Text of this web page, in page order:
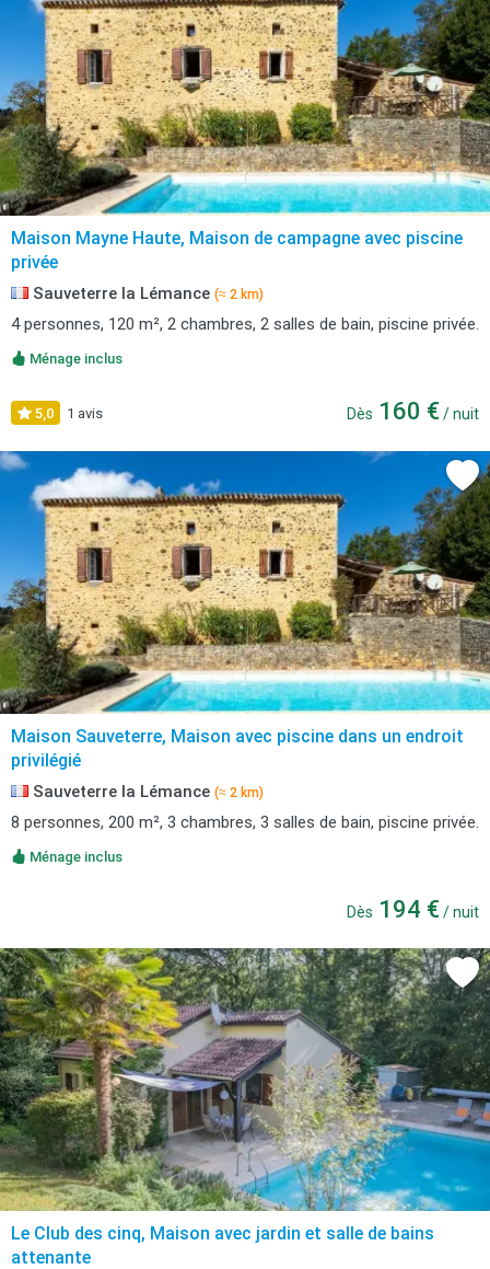
Maison Mayne Haute, Maison de campagne avec piscine
privée
Sauveterre la Lémance (≈ 2 km)
4 personnes, 120 m², 2 chambres, 2 salles de bain, piscine privée.
Ménage inclus
5,0 1 avis Dès 160 € / nuit
Maison Sauveterre, Maison avec piscine dans un endroit
privilégié
Sauveterre la Lémance (≈ 2 km)
8 personnes, 200 m², 3 chambres, 3 salles de bain, piscine privée.
Ménage inclus
Dès 194 € / nuit
Le Club des cinq, Maison avec jardin et salle de bains
attenante